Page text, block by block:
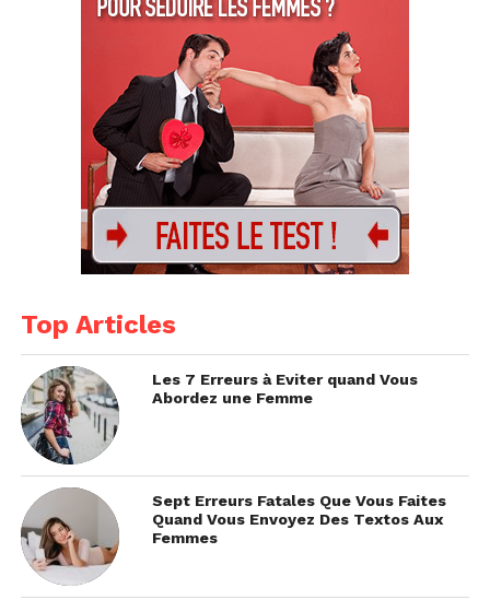
Top Articles
Les 7 Erreurs à Eviter quand Vous
Abordez une Femme
Sept Erreurs Fatales Que Vous Faites
Quand Vous Envoyez Des Textos Aux
Femmes